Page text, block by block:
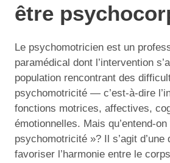
être
Le psychomotricien est un
paramédical dont l’intervention
population rencontrant des
psychomotricité — c’est-à-dire
fonctions motrices, affectives,
émotionnelles. Mais qu’entend-
psychomotricité »? Il s’agit
favoriser l’harmonie entre le